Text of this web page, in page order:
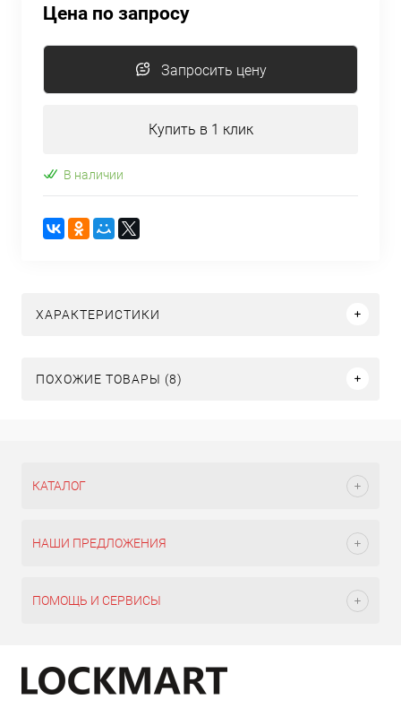
Цена по запросу
Запросить цену
Купить в 1 клик
В наличии
ХАРАКТЕРИСТИКИ
ПОХОЖИЕ ТОВАРЫ (8)
КАТАЛОГ
НАШИ ПРЕДЛОЖЕНИЯ
ПОМОЩЬ И СЕРВИСЫ